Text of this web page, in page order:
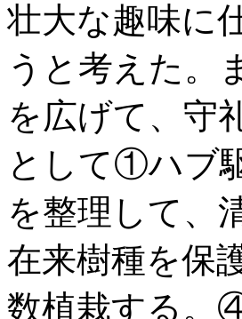
壮大な趣味に
うと考えた。
を広げて、守
として①ハブ
を整理して、
在来樹種を保
数植栽する。